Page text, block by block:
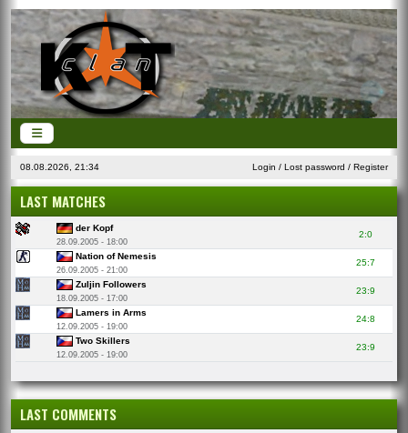
08.08.2026, 21:34 Login / Lost password / Register
LAST MATCHES
der Kopf
28.09.2005 - 18:00
2:0
Nation of Nemesis
26.09.2005 - 21:00
25:7
Zuljin Followers
18.09.2005 - 17:00
23:9
Lamers in Arms
12.09.2005 - 19:00
24:8
Two Skillers
12.09.2005 - 19:00
23:9
LAST COMMENTS